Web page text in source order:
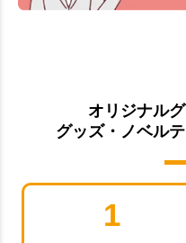
オリジナル
グッズ・ノベル
1